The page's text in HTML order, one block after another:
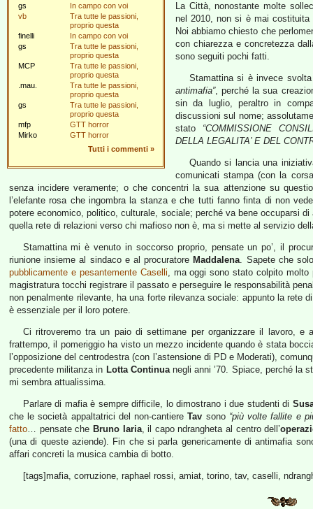
gs
In campo con voi
vb
Tra tutte le passioni,
proprio questa
finelli
In campo con voi
gs
Tra tutte le passioni,
proprio questa
MCP
Tra tutte le passioni,
proprio questa
.mau.
Tra tutte le passioni,
proprio questa
gs
Tra tutte le passioni,
proprio questa
mfp
GTT horror
Mirko
GTT horror
Tutti i commenti »
La Città, nonostante molte
nel 2010, non si è mai costituita
Noi abbiamo chiesto che
con chiarezza e concretezza
sono seguiti pochi fatti.
Stamattina si è invece
antimafia”, perché la sua
sin da luglio, peraltro in
discussioni sul nome;
stato “COMMISSIONE
DELLA LEGALITA’ E DEL
Quando si lancia una
comunicati stampa (con la
senza incidere veramente; o che concentri la sua attenzione su
l’elefante rosa che ingombra la stanza e che tutti fanno finta di non
potere economico, politico, culturale, sociale; perché va bene occuparsi
quella rete di relazioni verso chi mafioso non è, ma si mette al servizio
Stamattina mi è venuto in soccorso proprio, pensate un po’, il
riunione insieme al sindaco e al procuratore Maddalena. Sapete che
pubblicamente e pesantemente Caselli, ma oggi sono stato colpito
magistratura tocchi registrare il passato e perseguire le responsabilità
non penalmente rilevante, ha una forte rilevanza sociale: appunto la rete
è essenziale per il loro potere.
Ci ritroveremo tra un paio di settimane per organizzare il lavoro, e
frattempo, il pomeriggio ha visto un mezzo incidente quando è stata
l’opposizione del centrodestra (con l’astensione di PD e Moderati),
precedente militanza in Lotta Continuanegli anni ’70. Spiace, perché la
mi sembra attualissima.
Parlare di mafia è sempre difficile, lo dimostrano i due studenti di
che le società appaltatrici del non-cantiereTav sono “più volte fallite e
fatto… pensate che Bruno Iaria, il capo ndrangheta al centro dell’
(una di queste aziende). Fin che si parla genericamente di antimafia
affari concreti la musica cambia di botto.
[tags]mafia, corruzione, raphael rossi, amiat, torino, tav, caselli,